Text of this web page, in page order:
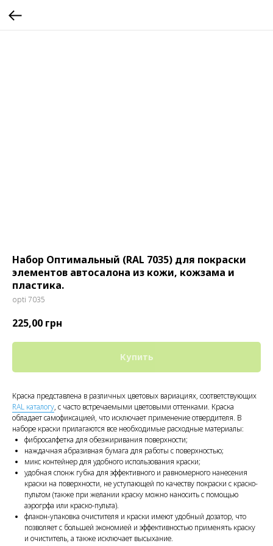
Набор Оптимальный (RAL 7035) для покраски
элементов автосалона из кожи, кожзама и
пластика.
opti 7035
225,00 грн
Купить
Краска представлена в различных цветовых вариациях, соответствующих
RAL каталогу, с часто встречаемыми цветовыми оттенками. Краска
обладает самофиксацией, что исключает применение отвердителя. В
наборе краски прилагаются все необходимые расходные материалы:
фибросалфетка для обезжиривания поверхности;
наждачная абразивная бумага для работы с поверхностью;
микс контейнер для удобного использования краски;
удобная спонж губка для эффективного и равномерного нанесения
краски на поверхности, не уступающей по качеству покраски с краско-
пультом (также при желании краску можно наносить с помощью
аэрогрфа или краско-пульта).
флакон-упаковка очистителя и краски имеют удобный дозатор, что
позволяет с большей экономией и эффективностью применять краску
и очиститель, а также исключает высыхание.